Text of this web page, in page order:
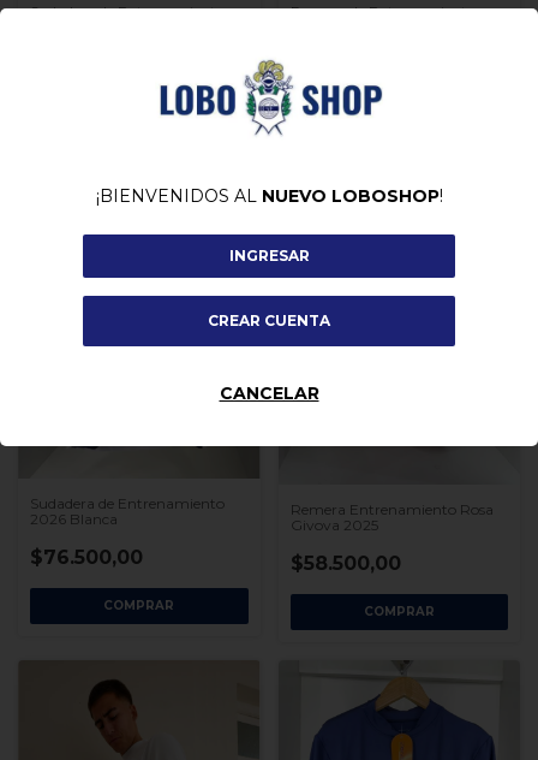
Sudadera de Entrenamiento
COMPRAR
Remera de Entrenamiento
COMPRAR
Sudadera de Entrenamiento
2026 Blanca
$76.500,00
COMPRAR
Remera Entrenamiento Rosa
Givova 2025
$58.500,00
COMPRAR
¡BIENVENIDOS AL NUEVO LOBOSHOP!
INGRESAR
CREAR CUENTA
CANCELAR